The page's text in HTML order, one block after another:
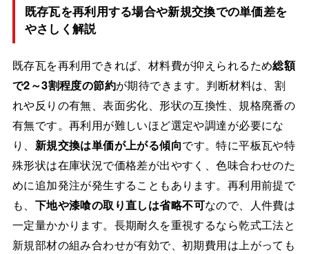
既存瓦を再利用する場合や新規交換での単価差を
やさしく解説
既存瓦を再利用できれば、材料費が抑えられるため総額
で2～3割程度の節約が期待できます。判断材料は、割
れや反りの有無、表面劣化、形状の互換性、規格廃番の
有無です。再利用が難しいほど選定や調達が必要にな
り、 新規交換は単価が上がる傾向です。特に平板瓦や特
殊形状は在庫状況で価格差が出やすく、色味合わせのた
めに追加発注が発生することもあります。再利用前提で
も、 下地や漆喰の取り直しは省略不可なので、人件費は
一定量かかります。長期耐久を重視するなら乾式工法と
新規部材の組み合わせが有効で、初期費用は上がっても